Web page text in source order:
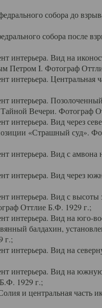
собора до
собора после
интерьера. Вид на
Петром I. Фотограф
Центральная
Вечери. Фотограф
Вид через
«Страшный суд».
Вид с амвона
интерьера. Вид через
Вид с высоты
Оттлие Б.Ф. 1929 г.;
Вид на юго-
балдахин,
г.;
Вид на
интерьера. Вид на
1929 г.;
и центральная часть